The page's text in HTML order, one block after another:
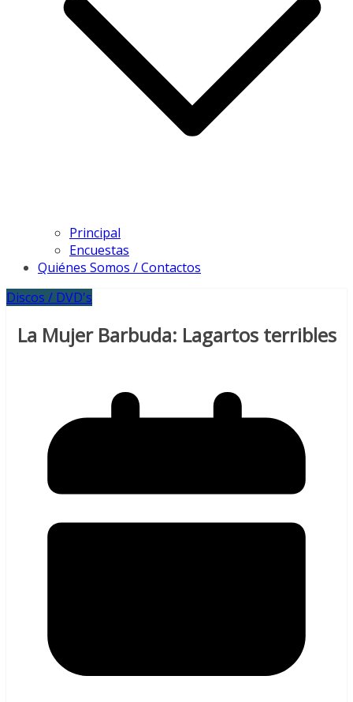
Principal
Encuestas
Quiénes Somos / Contactos
Discos / DVD's
La Mujer Barbuda: Lagartos terribles